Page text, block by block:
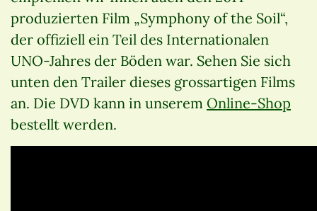
produzierten Film „Symphony of the Soil“,
der offiziell ein Teil des Internationalen
UNO-Jahres der Böden war. Sehen Sie sich
unten den Trailer dieses grossartigen Films
an. Die DVD kann in unserem Online-Shop
bestellt werden.